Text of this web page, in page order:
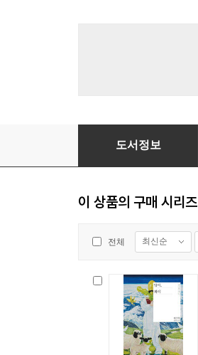
…스크롤!
도서정보
이 상품의 구매 시리즈
전체 최신순